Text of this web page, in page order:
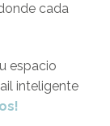
cada
espacio
inteligente